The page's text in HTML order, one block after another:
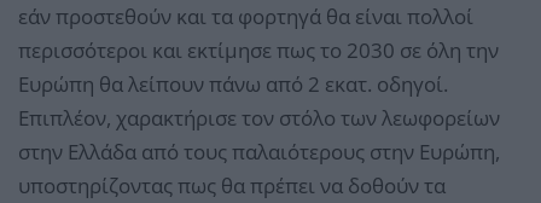
εάν προστεθούν και τα φορτηγά θα είναι πολλοί
περισσότεροι και εκτίμησε πως το 2030 σε όλη την
Ευρώπη θα λείπουν πάνω από 2 εκατ. οδηγοί.
Επιπλέον, χαρακτήρισε τον στόλο των λεωφορείων
στην Ελλάδα από τους παλαιότερους στην Ευρώπη,
υποστηρίζοντας πως θα πρέπει να δοθούν τα